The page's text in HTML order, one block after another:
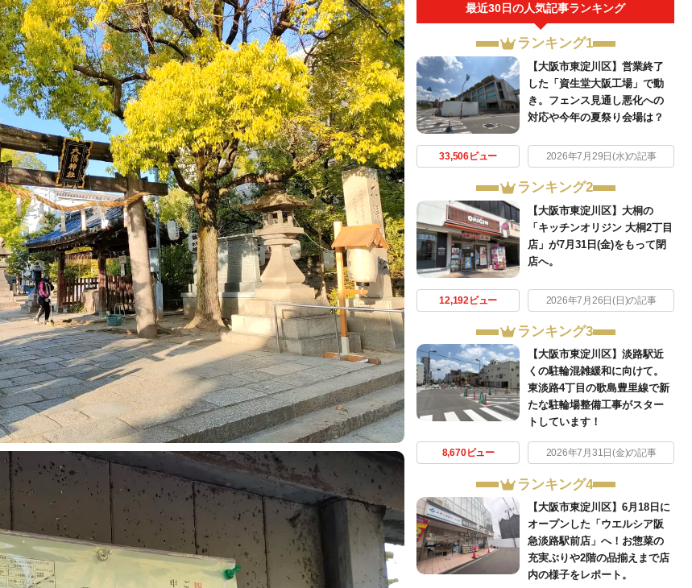
最近30日の人気記事ランキング
ランキング1
【大阪市東淀川区】営業終了
した「資生堂大阪工場」で動
き。フェンス見通し悪化への
対応や今年の夏祭り会場は？
33,506ビュー 2026年7月29日(水)の記事
ランキング2
【大阪市東淀川区】大桐の
「キッチンオリジン 大桐2丁目
店」が7月31日(金)をもって閉
店へ。
12,192ビュー 2026年7月26日(日)の記事
ランキング3
【大阪市東淀川区】淡路駅近
くの駐輪混雑緩和に向けて。
東淡路4丁目の歌島豊里線で新
たな駐輪場整備工事がスター
トしています！
8,670ビュー 2026年7月31日(金)の記事
ランキング4
【大阪市東淀川区】6月18日に
オープンした「ウエルシア阪
急淡路駅前店」へ！お惣菜の
充実ぶりや2階の品揃えまで店
内の様子をレポート。